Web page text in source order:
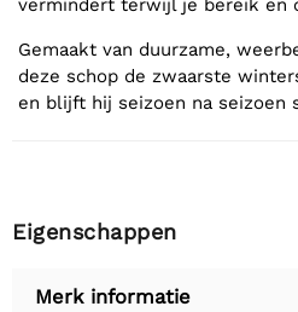
vermindert terwijl je bereik en
Gemaakt van duurzame,
deze schop de zwaarste
en blijft hij seizoen na seizoen
Eigenschappen
Merk informatie